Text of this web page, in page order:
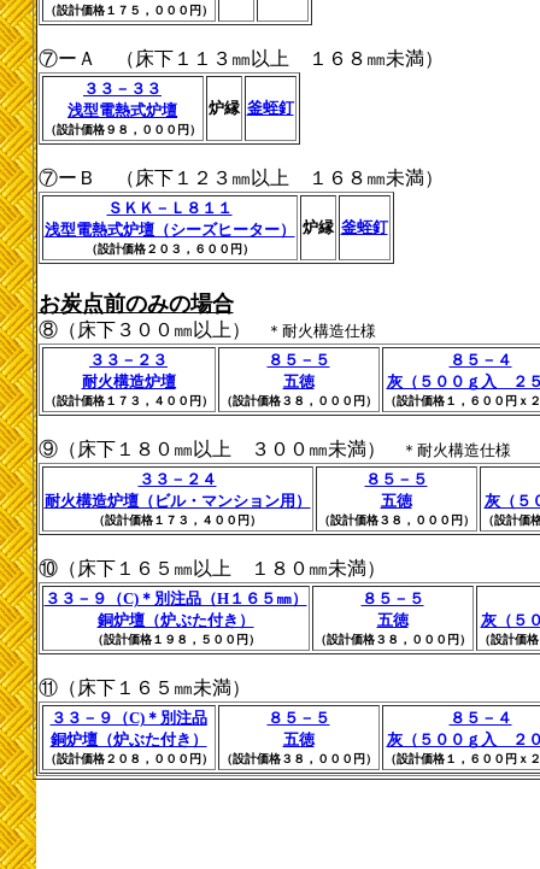
（設計価格１７５，０００円）
⑦ーＡ （床下１１３㎜以上 １６８㎜未満）
３３－３３
浅型電熱式炉壇
（設計価格９８，０００円）
炉縁 釜蛭釘
⑦ーＢ （床下１２３㎜以上 １６８㎜未満）
ＳＫＫ－Ｌ８１１
浅型電熱式炉壇（シーズヒーター）
（設計価格２０３，６００円）
炉縁 釜蛭釘
お炭点前のみの場合
⑧（床下３００㎜以上）
＊耐火構造仕様
３３－２３
耐火構造炉壇
（設計価格１７３，４００円）
８５－５
五徳
（設計価格３８，０００円）
８５－４
灰（５００ｇ入 ２
（設計価格１，６００円ｘ
⑨（床下１８０㎜以上 ３００㎜未満）
＊耐火構造仕様
３３－２４
耐火構造炉壇（ビル・マンション用）
（設計価格１７３，４００円）
８５－５
五徳
（設計価格３８，０００円）
灰（５
（設計価
⑩（床下１６５㎜以上 １８０㎜未満）
３３－９（C)＊別注品（H１６５㎜）
銅炉壇（炉ぶた付き）
（設計価格１９８，５００円）
８５－５
五徳
（設計価格３８，０００円）
灰（５
（設計価
⑪（床下１６５㎜未満）
３３－９（C)＊別注品
銅炉壇（炉ぶた付き）
（設計価格２０８，０００円）
８５－５
五徳
（設計価格３８，０００円）
８５－４
灰（５００ｇ入 ２
（設計価格１，６００円ｘ